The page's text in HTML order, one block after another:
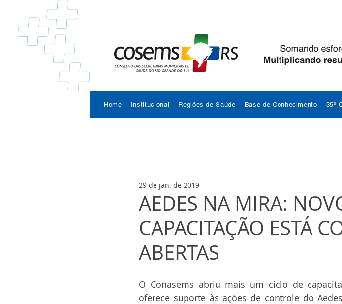
Home Institucional Regiões de Saúde Base de Conhecimento 35º
AEDES NA MIRA:
CAPACITAÇÃO ESTÁ
ABERTAS
29 de jan. de 2019
O Conasems abriu mais um ciclo de
oferece suporte às ações de controle do